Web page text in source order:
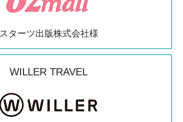
スターツ出版株式会社様
WILLER TRAVEL